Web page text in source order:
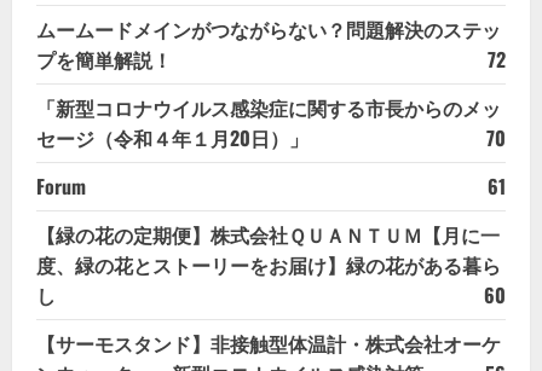
ムームードメインがつながらない？問題解決のステッ
プを簡単解説！
72
「新型コロナウイルス感染症に関する市長からのメッ
セージ（令和４年１月20日）」
70
Forum
61
【緑の花の定期便】株式会社ＱＵＡＮＴＵＭ【月に一
度、緑の花とストーリーをお届け】緑の花がある暮ら
し
60
【サーモスタンド】非接触型体温計・株式会社オーケ